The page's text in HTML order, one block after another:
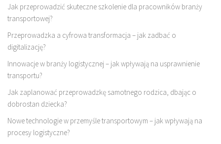
Jak przeprowadzić skuteczne szkolenie dla pracowników branży
transportowej?
Przeprowadzka a cyfrowa transformacja – jak zadbać o
digitalizację?
Innowacje w branży logistycznej – jak wpływają na usprawnienie
transportu?
Jak zaplanować przeprowadzkę samotnego rodzica, dbając o
dobrostan dziecka?
Nowe technologie w przemyśle transportowym – jak wpływają na
procesy logistyczne?